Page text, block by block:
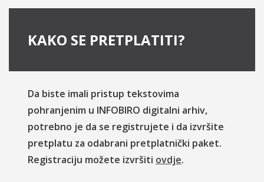
KAKO SE PRETPLATITI?
Da biste imali pristup tekstovima
pohranjenim u INFOBIRO digitalni arhiv,
potrebno je da se registrujete i da izvršite
pretplatu za odabrani pretplatnički paket.
Registraciju možete izvršiti ovdje.